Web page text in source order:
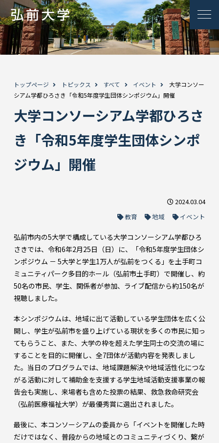
トップページ トピックス すべて イベント
大学コンソー
シアム学都ひろさき「令和5年度学生団体シンポジウム」開催
大学コンソーシアム学都ひろさ
き「令和5年度学生団体シンポ
ジウム」開催
2024.03.04
教育
地域 イベント
弘前市内の5大学で構成している大学コンソーシアム学都ひろ
さきでは、令和6年2月25日（日）に、「令和5年度学生団体シ
ンポジウム － 5大学と学生1万人が弘前をつくる」を土手町コ
ミュニティパーク多目的ホール（弘前市土手町）で開催し、約
50名の市民、学生、関係者が参加、ライブ配信から約150名が
視聴しました。
本シンポジウムは、地域に出て活動している学生団体を広く公
開し、学生が弘前市を盛り上げている現状を多くの市民に知っ
てもらうこと、また、大学の枠を超えた学生同士の交流の場に
することを目的に開催し、全7団体が活動内容を発表しまし
た。当日のプログラムでは、地域課題解決や地域活性化につな
がる活動に対して補助金を支援する学生地域活動支援事業の報
告会も実施し、来場者も含めた投票の結果、救急救命研究会
（弘前医療福祉大学）が最優秀賞に選出されました。
最後に、本コンソーシアムの委員から「イベントを開催した時
だけではなく、普段からの地域とのコミュニティづくり、繋が